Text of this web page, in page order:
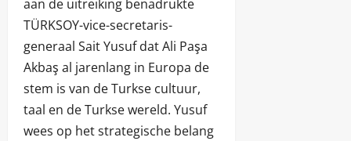
aan de uitreiking benadrukte
TÜRKSOY-vice-secretaris-
generaal Sait Yusuf dat Ali Paşa
Akbaş al jarenlang in Europa de
stem is van de Turkse cultuur,
taal en de Turkse wereld. Yusuf
wees op het strategische belang